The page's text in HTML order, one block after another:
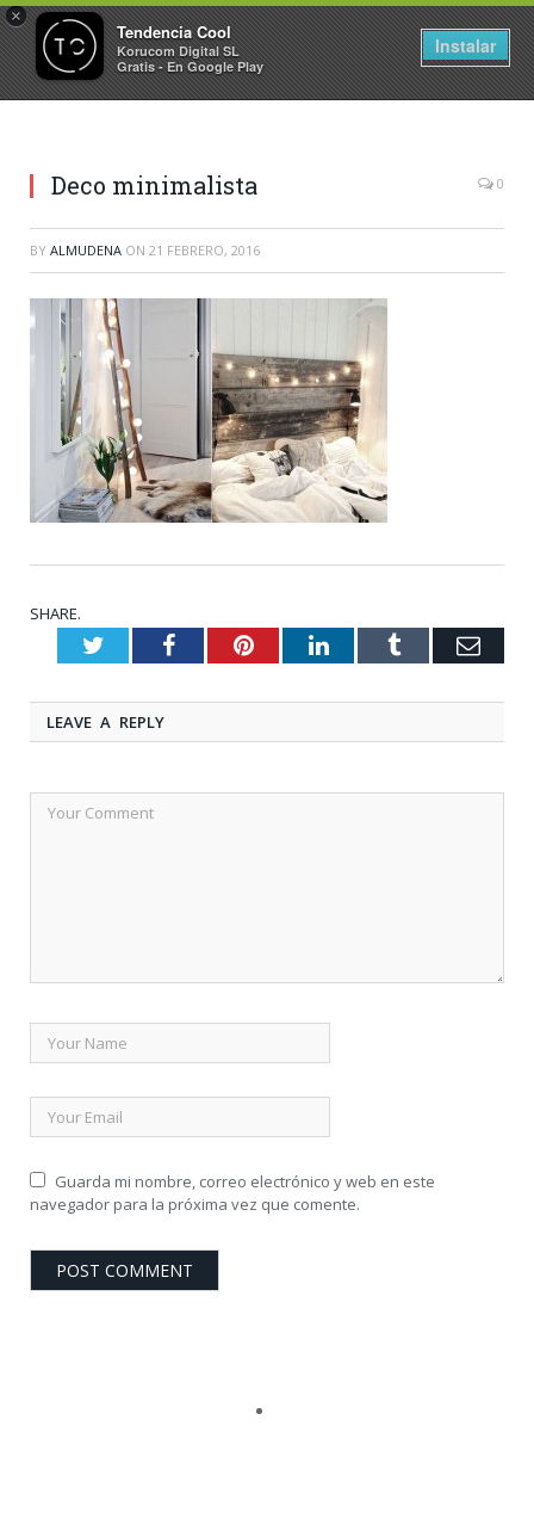
×
Tendencia Cool
Korucom Digital SL
Gratis - En Google Play
Instalar
Deco minimalista 0
BY ALMUDENA ON 21 FEBRERO, 2016
SHARE.
TwitterFacebookPinterestLinkedInTumblr
LEAVE A REPLY
Guarda mi nombre, correo electrónico y web en este
navegador para la próxima vez que comente.